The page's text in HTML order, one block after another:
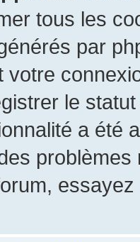
tous les
par
votre
le
a été